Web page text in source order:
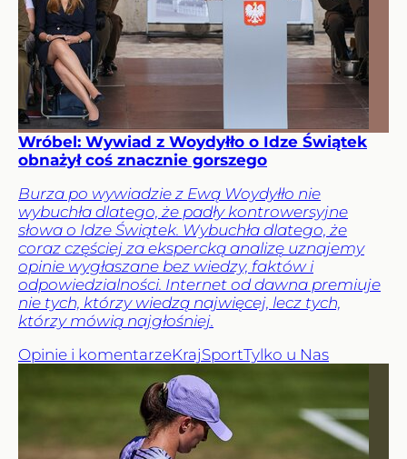
Wróbel: Wywiad z Woydyłło o Idze Świątek
obnażył coś znacznie gorszego
Burza po wywiadzie z Ewą Woydyłło nie
wybuchła dlatego, że padły kontrowersyjne
słowa o Idze Świątek. Wybuchła dlatego, że
coraz częściej za ekspercką analizę uznajemy
opinie wygłaszane bez wiedzy, faktów i
odpowiedzialności. Internet od dawna premiuje
nie tych, którzy wiedzą najwięcej, lecz tych,
którzy mówią najgłośniej.
Opinie i komentarzeKrajSportTylko u Nas